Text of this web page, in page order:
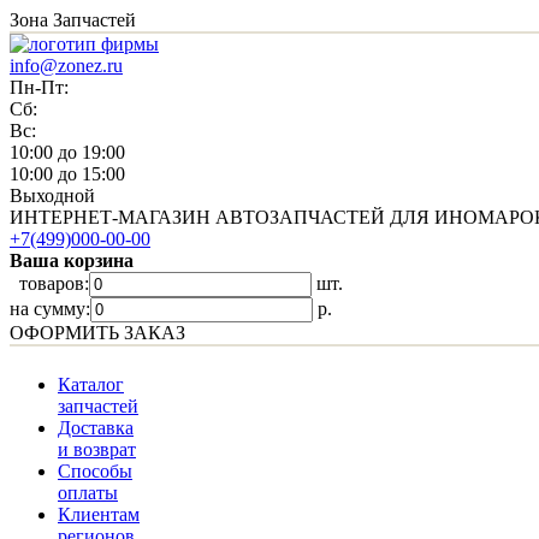
Зона Запчастей
info@zonez.ru
Пн-Пт:
Сб:
Вс:
10:00 до 19:00
10:00 до 15:00
Выходной
ИНТЕРНЕТ-МАГАЗИН АВТОЗАПЧАСТЕЙ ДЛЯ
+7(499)000-00-00
Ваша корзина
товаров:
шт.
на сумму:
p.
ОФОРМИТЬ ЗАКАЗ
Каталог
запчастей
Доставка
и возврат
Способы
оплаты
Клиентам